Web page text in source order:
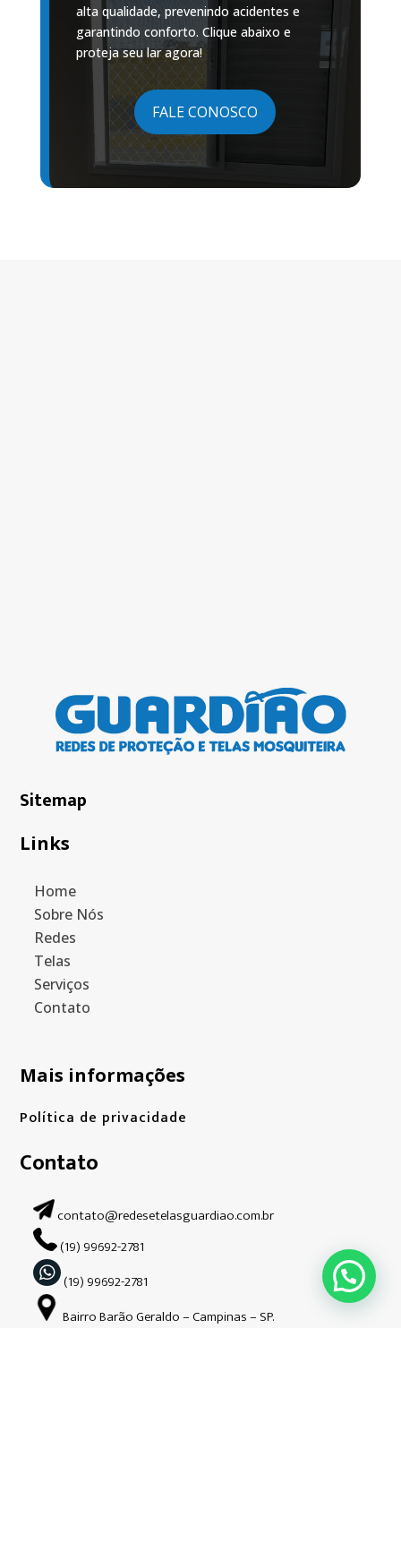
alta qualidade, prevenindo acidentes e
garantindo conforto. Clique abaixo e
proteja seu lar agora!
FALE CONOSCO
Sitemap
Links
Home
Sobre Nós
Redes
Telas
Serviços
Contato
Mais informações
Política de privacidade
Contato
contato@redesetelasguardiao.com.br
(19) 99692-2781
(19) 99692-2781
Bairro Barão Geraldo – Campinas – SP.